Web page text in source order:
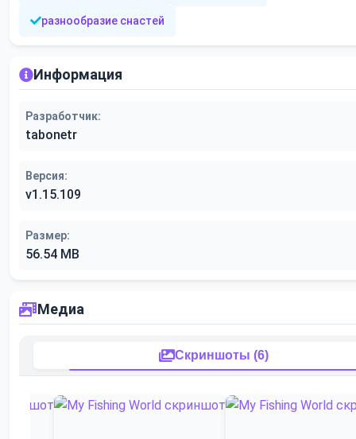
разнообразие снастей
Информация
Разработчик:
tabonetr
Версия:
v1.15.109
Размер:
56.54 MB
Медиа
Скриншоты (6)